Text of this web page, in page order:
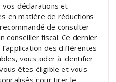
vos déclarations et
en matière de réductions
de consulter
conseiller fiscal. Ce dernier
des différentes
vous aider à identifier
êtes éligible et vous
pour tirer le